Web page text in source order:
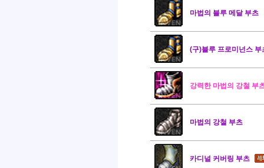
마법의 블루 메달 부츠
(구)블루 프로미넌스 부
강력한 마법의 강철 부
마법의 강철 부츠
카디널 커버링 부츠